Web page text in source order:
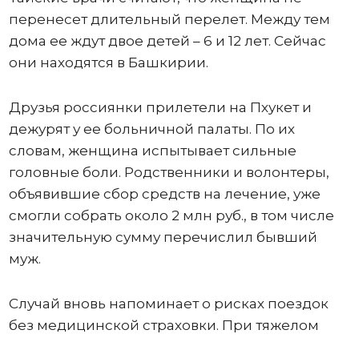
перенесет длительный перелет. Между тем
дома ее ждут двое детей – 6 и 12 лет. Сейчас
они находятся в Башкирии.
Друзья россиянки прилетели на Пхукет и
дежурят у ее больничной палаты. По их
словам, женщина испытывает сильные
головные боли. Родственники и волонтеры,
объявившие сбор средств на лечение, уже
смогли собрать около 2 млн руб., в том числе
значительную сумму перечислил бывший
муж.
Случай вновь напоминает о рисках поездок
без медицинской страховки. При тяжелом